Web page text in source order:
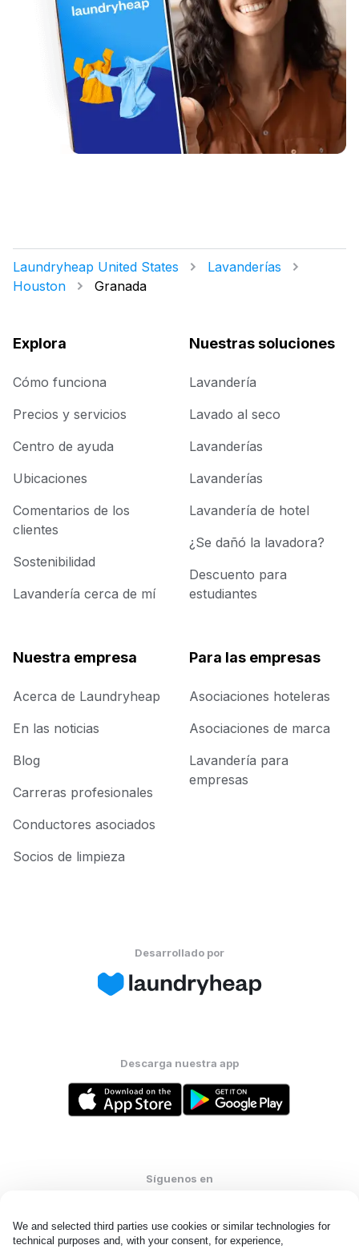
We and selected third parties use cookies or similar technologies for
technical purposes and, with your consent, for experience,
Laundryheap United States
Lavanderías
Houston
Granada
Explora
Cómo funciona
Precios y servicios
Centro de ayuda
Ubicaciones
Comentarios de los
clientes
Sostenibilidad
Lavandería cerca de mí
Nuestras soluciones
Lavandería
Lavado al seco
Lavanderías
Lavanderías
Lavandería de hotel
¿Se dañó la lavadora?
Descuento para
estudiantes
Nuestra empresa
Acerca de Laundryheap
En las noticias
Blog
Carreras profesionales
Conductores asociados
Socios de limpieza
Para las empresas
Asociaciones hoteleras
Asociaciones de marca
Lavandería para
empresas
Desarrollado por
Descarga nuestra app
Síguenos en